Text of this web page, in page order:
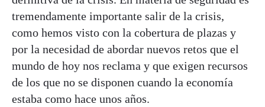
tremendamente importante salir de la crisis,
como hemos visto con la cobertura de plazas y
por la necesidad de abordar nuevos retos que el
mundo de hoy nos reclama y que exigen recursos
de los que no se disponen cuando la economía
estaba como hace unos años.